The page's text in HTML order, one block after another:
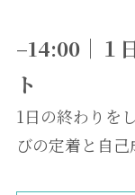
–14:00｜１
ト
1日の終わりを
びの定着と自己